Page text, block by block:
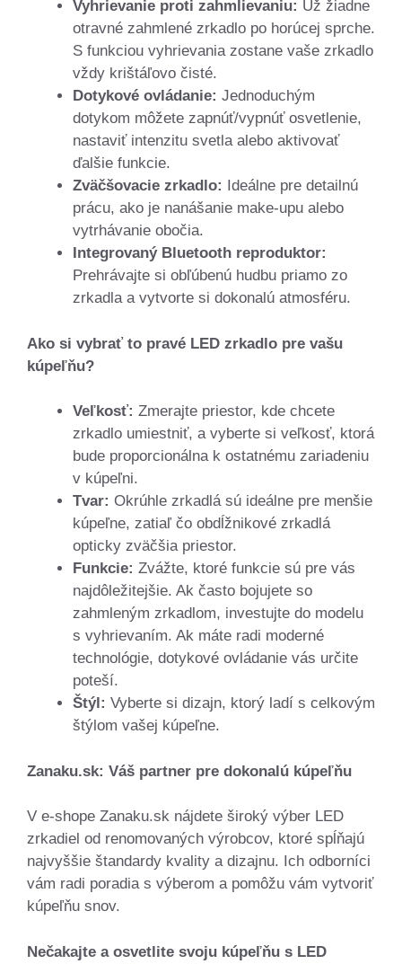
Vyhrievanie proti zahmlievaniu: Už žiadne
otravné zahmlené zrkadlo po horúcej sprche.
S funkciou vyhrievania zostane vaše zrkadlo
vždy krištáľovo čisté.
Dotykové ovládanie: Jednoduchým
dotykom môžete zapnúť/vypnúť osvetlenie,
nastaviť intenzitu svetla alebo aktivovať
ďalšie funkcie.
Zväčšovacie zrkadlo: Ideálne pre detailnú
prácu, ako je nanášanie make-upu alebo
vytrhávanie obočia.
Integrovaný Bluetooth reproduktor:
Prehrávajte si obľúbenú hudbu priamo zo
zrkadla a vytvorte si dokonalú atmosféru.
Ako si vybrať to pravé LED zrkadlo pre vašu
kúpeľňu?
Veľkosť: Zmerajte priestor, kde chcete
zrkadlo umiestniť, a vyberte si veľkosť, ktorá
bude proporcionálna k ostatnému zariadeniu
v kúpeľni.
Tvar: Okrúhle zrkadlá sú ideálne pre menšie
kúpeľne, zatiaľ čo obdĺžnikové zrkadlá
opticky zväčšia priestor.
Funkcie: Zvážte, ktoré funkcie sú pre vás
najdôležitejšie. Ak často bojujete so
zahmleným zrkadlom, investujte do modelu
s vyhrievaním. Ak máte radi moderné
technológie, dotykové ovládanie vás určite
poteší.
Štýl: Vyberte si dizajn, ktorý ladí s celkovým
štýlom vašej kúpeľne.
Zanaku.sk: Váš partner pre dokonalú kúpeľňu
V e-shope Zanaku.sk nájdete široký výber LED
zrkadiel od renomovaných výrobcov, ktoré spĺňajú
najvyššie štandardy kvality a dizajnu. Ich odborníci
vám radi poradia s výberom a pomôžu vám vytvoriť
kúpeľňu snov.
Nečakajte a osvetlite svoju kúpeľňu s LED